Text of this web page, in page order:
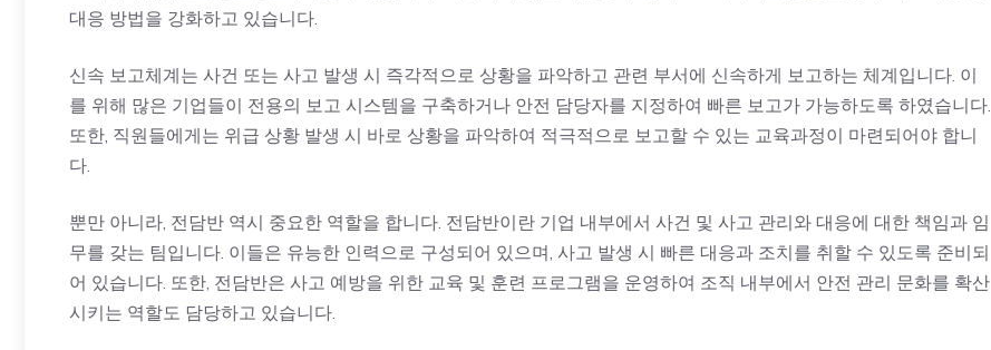
대응 방법을 강화하고 있습니다.
신속 보고체계는 사건 또는 사고 발생 시 즉각적으로 상황을 파악하고 관련 부서에 신속하게 보고하는 체계입니다. 이
를 위해 많은 기업들이 전용의 보고 시스템을 구축하거나 안전 담당자를 지정하여 빠른 보고가 가능하도록 하였습니다.
또한, 직원들에게는 위급 상황 발생 시 바로 상황을 파악하여 적극적으로 보고할 수 있는 교육과정이 마련되어야 합니
다.
뿐만 아니라, 전담반 역시 중요한 역할을 합니다. 전담반이란 기업 내부에서 사건 및 사고 관리와 대응에 대한 책임과 임
무를 갖는 팀입니다. 이들은 유능한 인력으로 구성되어 있으며, 사고 발생 시 빠른 대응과 조치를 취할 수 있도록 준비되
어 있습니다. 또한, 전담반은 사고 예방을 위한 교육 및 훈련 프로그램을 운영하여 조직 내부에서 안전 관리 문화를 확산
시키는 역할도 담당하고 있습니다.